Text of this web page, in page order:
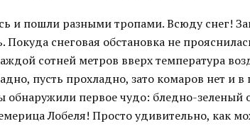
и пошли разными тропами. Всюду снег!
Покуда снеговая обстановка не
сотней метров вверх температура
пусть прохладно, зато комаров нет и
обнаружили первое чудо: бледно-зеленый
Лобеля! Просто удивительно, как